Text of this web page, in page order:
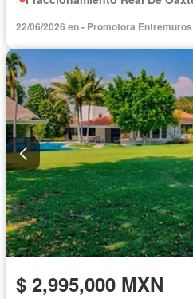
22/06/2026 en - Promotora Entremuros
$ 2,995,000 MXN